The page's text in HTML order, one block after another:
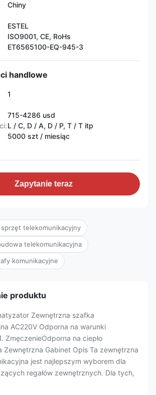
Chiny
ESTEL
ISO9001, CE, RoHs
ET6565100-EQ-945-3
handlowe
1
715-4286 usd
L / C, D / A, D / P, T / T itp
5000 szt / miesiąc
Zapytanie teraz
sprzęt telekomunikacyjny
telekomunikacyjna
komunikacyjne
produktu
Zewnętrzna szafka
AC220V Odporna na warunki
ZmęczenieOdporna na ciepło
Zewnętrzna Gabinet Opis Ta zewnętrzna
jest najlepszym wyborem dla
regałów zewnętrznych. Dla tych,